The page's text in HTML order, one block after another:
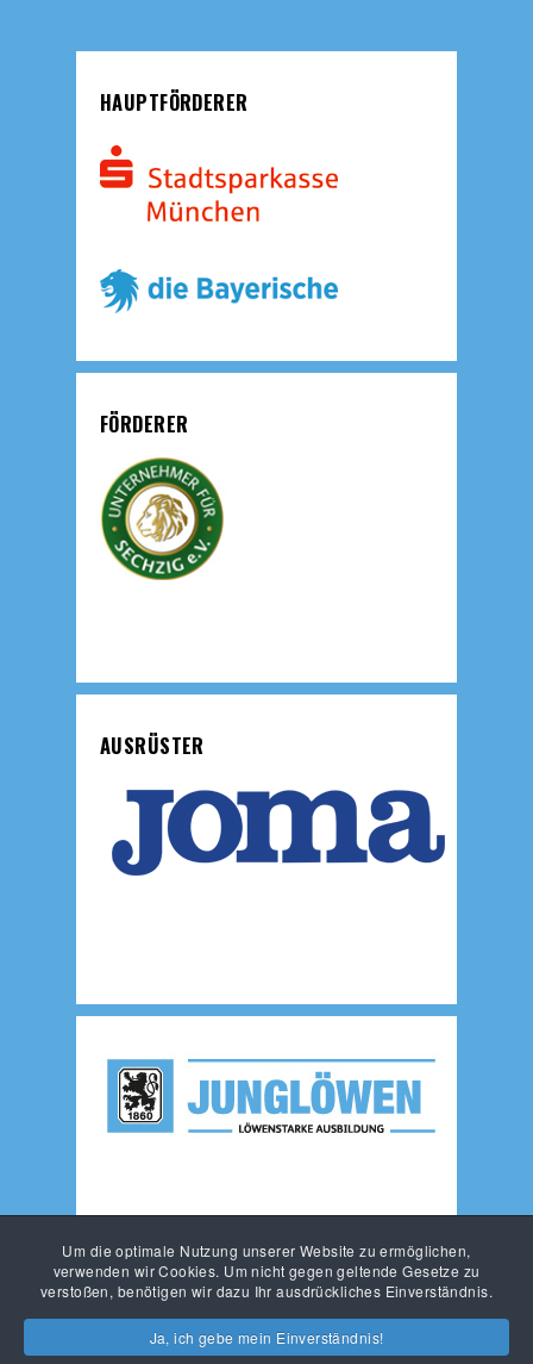
Um die optimale Nutzung unserer Website zu ermöglichen,
verwenden wir Cookies. Um nicht gegen geltende Gesetze zu
verstoßen, benötigen wir dazu Ihr ausdrückliches Einverständnis.
Ja, ich gebe mein Einverständnis!
HAUPTFÖRDERER
FÖRDERER
AUSRÜSTER